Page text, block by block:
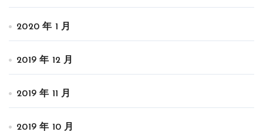
2020 年 1 月
2019 年 12 月
2019 年 11 月
2019 年 10 月